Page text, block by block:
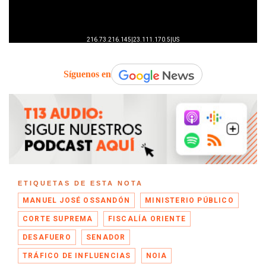
Síguenos en
ETIQUETAS DE ESTA NOTA
MANUEL JOSÉ OSSANDÓN MINISTERIO PÚBLICO
CORTE SUPREMA FISCALÍA ORIENTE
DESAFUERO SENADOR
TRÁFICO DE INFLUENCIAS NOIA